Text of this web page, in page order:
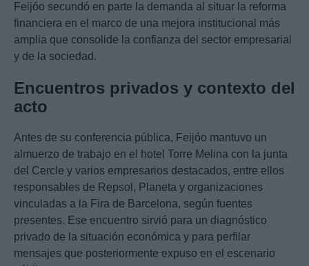
Feijóo secundó en parte la demanda al situar la reforma
financiera en el marco de una mejora institucional más
amplia que consolide la confianza del sector empresarial
y de la sociedad.
Encuentros privados y contexto del
acto
Antes de su conferencia pública, Feijóo mantuvo un
almuerzo de trabajo en el hotel Torre Melina con la junta
del Cercle y varios empresarios destacados, entre ellos
responsables de Repsol, Planeta y organizaciones
vinculadas a la Fira de Barcelona, según fuentes
presentes. Ese encuentro sirvió para un diagnóstico
privado de la situación económica y para perfilar
mensajes que posteriormente expuso en el escenario